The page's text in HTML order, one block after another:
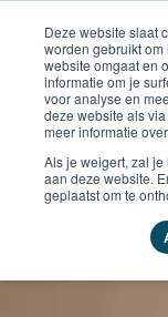
Deze website slaat
worden gebruikt
website omgaat en
informatie om je
voor analyse en
deze website als
meer informatie
Als je weigert, zal
aan deze website.
geplaatst om te